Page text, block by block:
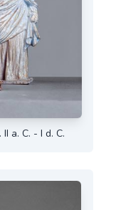
a. C. - I d. C.